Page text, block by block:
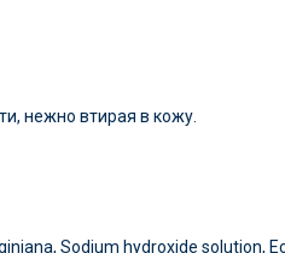
нежно втирая в кожу.
Sodium hydroxide solution,